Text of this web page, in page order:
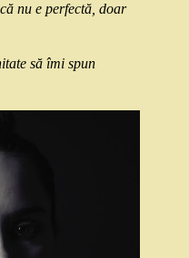
nu e perfectă, doar
să îmi spun